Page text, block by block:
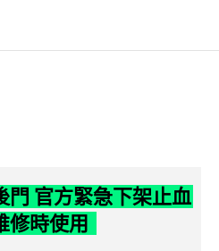
門 官方緊急下架止血
修時使用